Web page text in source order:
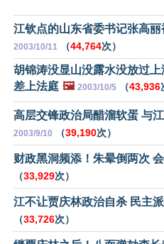
江钦点的山东省委书记张高
2003/10/11 （44,764次）
胡锦涛没显山没露水没放过
差上法庭 🖼️ 2003/10/5 （43,936
高层交锋政治局醋溜软蛋 与
2003/9/10 （39,190次）
财政黑洞频添！朱晕倒两次
（33,929次）
江不让贾庆林政治自杀 民主
（33,726次）